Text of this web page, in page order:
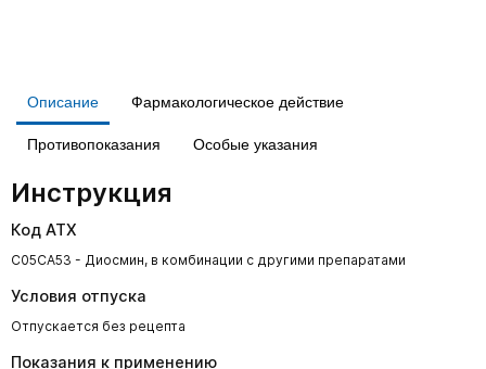
Описание Фармакологическое действие
Противопоказания Особые указания
Инструкция
Код АТХ
C05CA53 - Диосмин, в комбинации с другими препаратами
Условия отпуска
Отпускается без рецепта
Показания к применению